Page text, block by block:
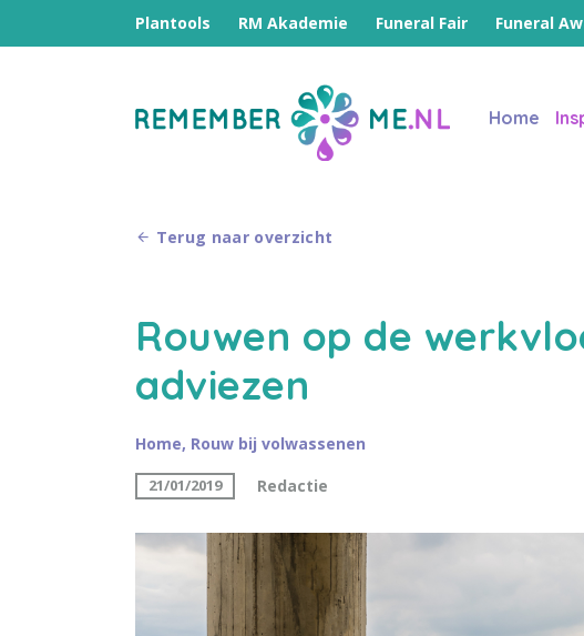
Plantools RM Akademie Funeral Fair Funeral
Home
Terug naar overzicht
Rouwen op de
adviezen
Home, Rouw bij volwassenen
21/01/2019 Redactie